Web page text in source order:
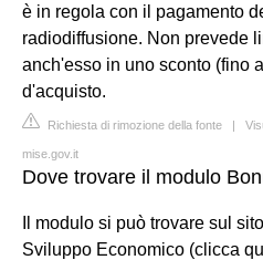
è in regola con il pagamento
radiodiffusione. Non prevede
anch'esso in uno sconto (fino
d'acquisto.
Richiesta di rimozione della fonte |
mise.gov.it
Dove trovare il modulo
Il modulo si può trovare sul
Sviluppo Economico (clicca